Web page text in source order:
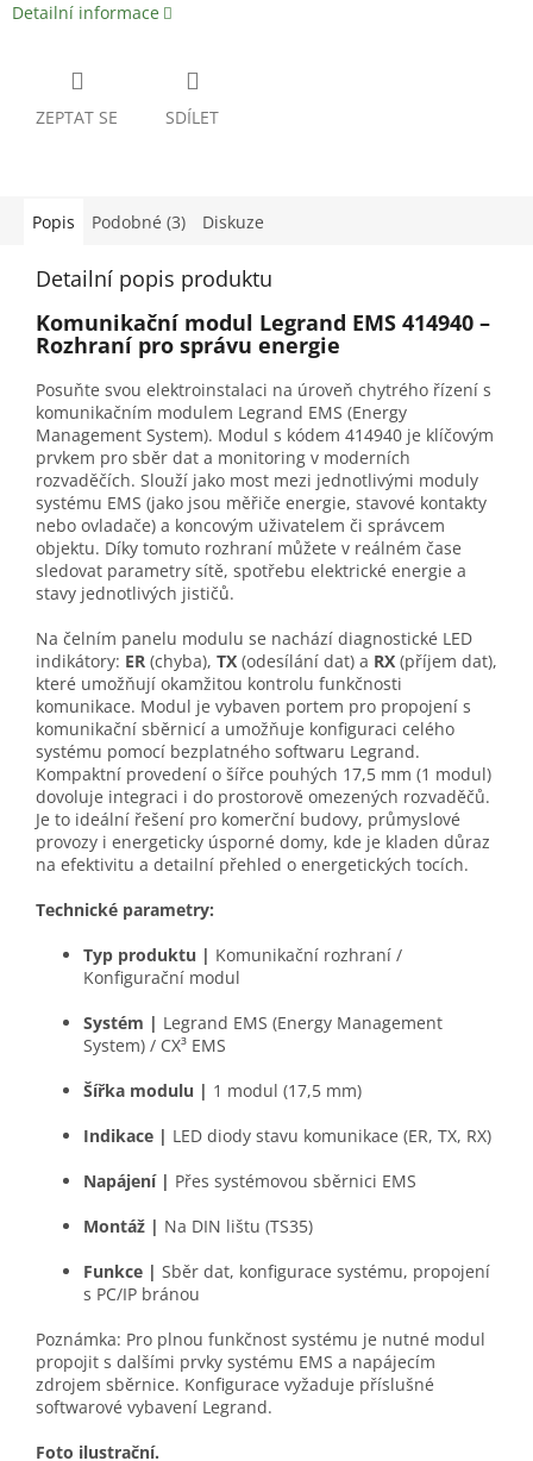
Detailní informace
ZEPTAT SE SDÍLET
Popis Podobné (3) Diskuze
Detailní popis produktu
Komunikační modul Legrand EMS 414940 –
Rozhraní pro správu energie
Posuňte svou elektroinstalaci na úroveň chytrého řízení s
komunikačním modulem Legrand EMS (Energy
Management System). Modul s kódem 414940 je klíčovým
prvkem pro sběr dat a monitoring v moderních
rozvaděčích. Slouží jako most mezi jednotlivými moduly
systému EMS (jako jsou měřiče energie, stavové kontakty
nebo ovladače) a koncovým uživatelem či správcem
objektu. Díky tomuto rozhraní můžete v reálném čase
sledovat parametry sítě, spotřebu elektrické energie a
stavy jednotlivých jističů.
Na čelním panelu modulu se nachází diagnostické LED
indikátory: ER (chyba), TX (odesílání dat) a RX (příjem dat),
které umožňují okamžitou kontrolu funkčnosti
komunikace. Modul je vybaven portem pro propojení s
komunikační sběrnicí a umožňuje konfiguraci celého
systému pomocí bezplatného softwaru Legrand.
Kompaktní provedení o šířce pouhých 17,5 mm (1 modul)
dovoluje integraci i do prostorově omezených rozvaděčů.
Je to ideální řešení pro komerční budovy, průmyslové
provozy i energeticky úsporné domy, kde je kladen důraz
na efektivitu a detailní přehled o energetických tocích.
Technické parametry:
Typ produktu | Komunikační rozhraní /
Konfigurační modul
Systém | Legrand EMS (Energy Management
System) / CX³ EMS
Šířka modulu | 1 modul (17,5 mm)
Indikace | LED diody stavu komunikace (ER, TX, RX)
Napájení | Přes systémovou sběrnici EMS
Montáž | Na DIN lištu (TS35)
Funkce | Sběr dat, konfigurace systému, propojení
s PC/IP bránou
Poznámka: Pro plnou funkčnost systému je nutné modul
propojit s dalšími prvky systému EMS a napájecím
zdrojem sběrnice. Konfigurace vyžaduje příslušné
softwarové vybavení Legrand.
Foto ilustrační.